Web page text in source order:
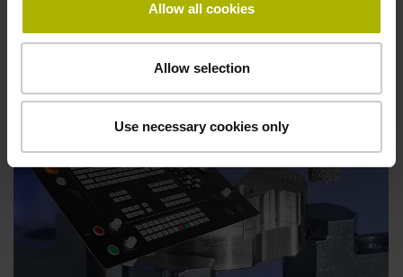
Allow all cookies
Allow selection
Use necessary cookies only